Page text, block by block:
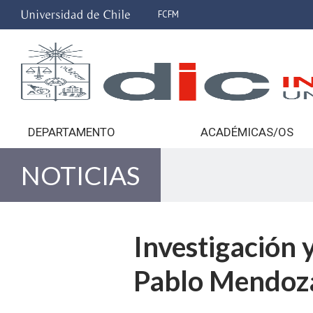
FCFM
DEPARTAMENTO ACADÉMICAS/OS
NOTICIAS
Investigación
Pablo